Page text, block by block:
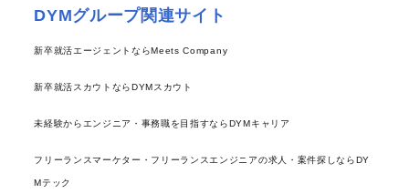
DYMグループ関連サイト
新卒就活エージェントならMeets Company
新卒就活スカウトならDYMスカウト
未経験からエンジニア・事務職を目指すならDYMキャリア
フリーランスマーケター・フリーランスエンジニアの求人・案件探しならDY
Mテック